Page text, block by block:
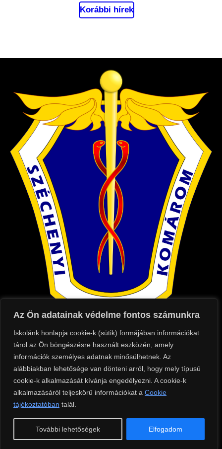
Az Ön adatainak védelme fontos számunkra
Iskolánk honlapja cookie-k (sütik) formájában információkat
tárol az Ön böngészésre használt eszközén, amely
információk személyes adatnak minősülhetnek. Az
alábbiakban lehetősége van dönteni arról, hogy mely típusú
cookie-k alkalmazását kívánja engedélyezni. A cookie-k
alkalmazásáról teljeskörű információkat a Cookie
tájékoztatóban talál.
További lehetőségek Elfogadom
Korábbi hírek
Kapcsolat
Cím: 2900 Komárom, Táncsics Mihály utca
Telefon: +36 (70) 684 8500
Tanári telefonszáma: +36 (70) 684 8504
E-mail: iroda@szixi.hu
OM azonosító: 910006/007